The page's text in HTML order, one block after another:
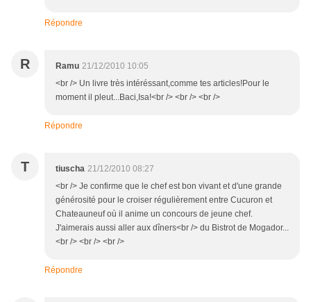
Répondre
R Ramu 21/12/2010 10:05
<br /> Un livre très intéréssant,comme tes articles!Pour le
moment il pleut...Baci,Isa!<br /> <br /> <br />
Répondre
T tiuscha 21/12/2010 08:27
<br /> Je confirme que le chef est bon vivant et d'une grande
générosité pour le croiser régulièrement entre Cucuron et
Chateauneuf où il anime un concours de jeune chef.
J'aimerais aussi aller aux dîners<br /> du Bistrot de Mogador...
<br /> <br /> <br />
Répondre